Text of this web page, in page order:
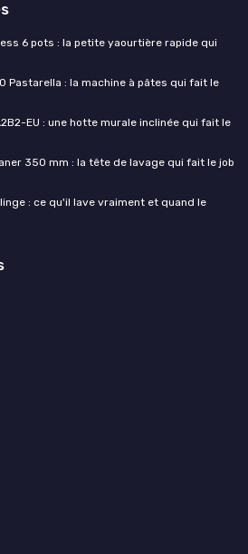
6 pots : la petite yaourtière rapide qui
Pastarella : la machine à pâtes qui fait le
EU : une hotte murale inclinée qui fait le
350 mm : la tête de lavage qui fait le job
: ce qu'il lave vraiment et quand le